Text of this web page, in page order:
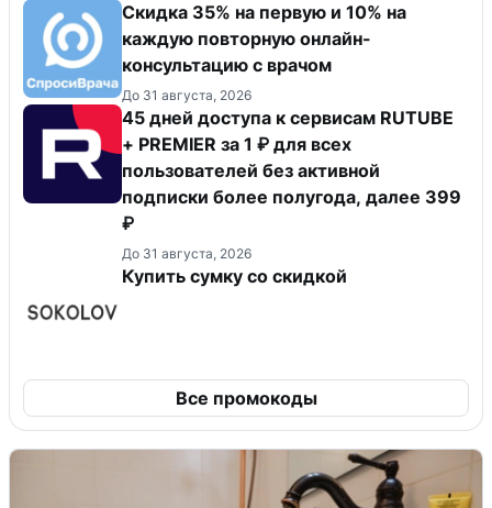
Скидка 35% на первую и 10% на
каждую повторную онлайн-
консультацию с врачом
До 31 августа, 2026
45 дней доступа к сервисам RUTUBE
+ PREMIER за 1 ₽ для всех
пользователей без активной
подписки более полугода, далее 399
₽
До 31 августа, 2026
Купить сумку со скидкой
Все промокоды